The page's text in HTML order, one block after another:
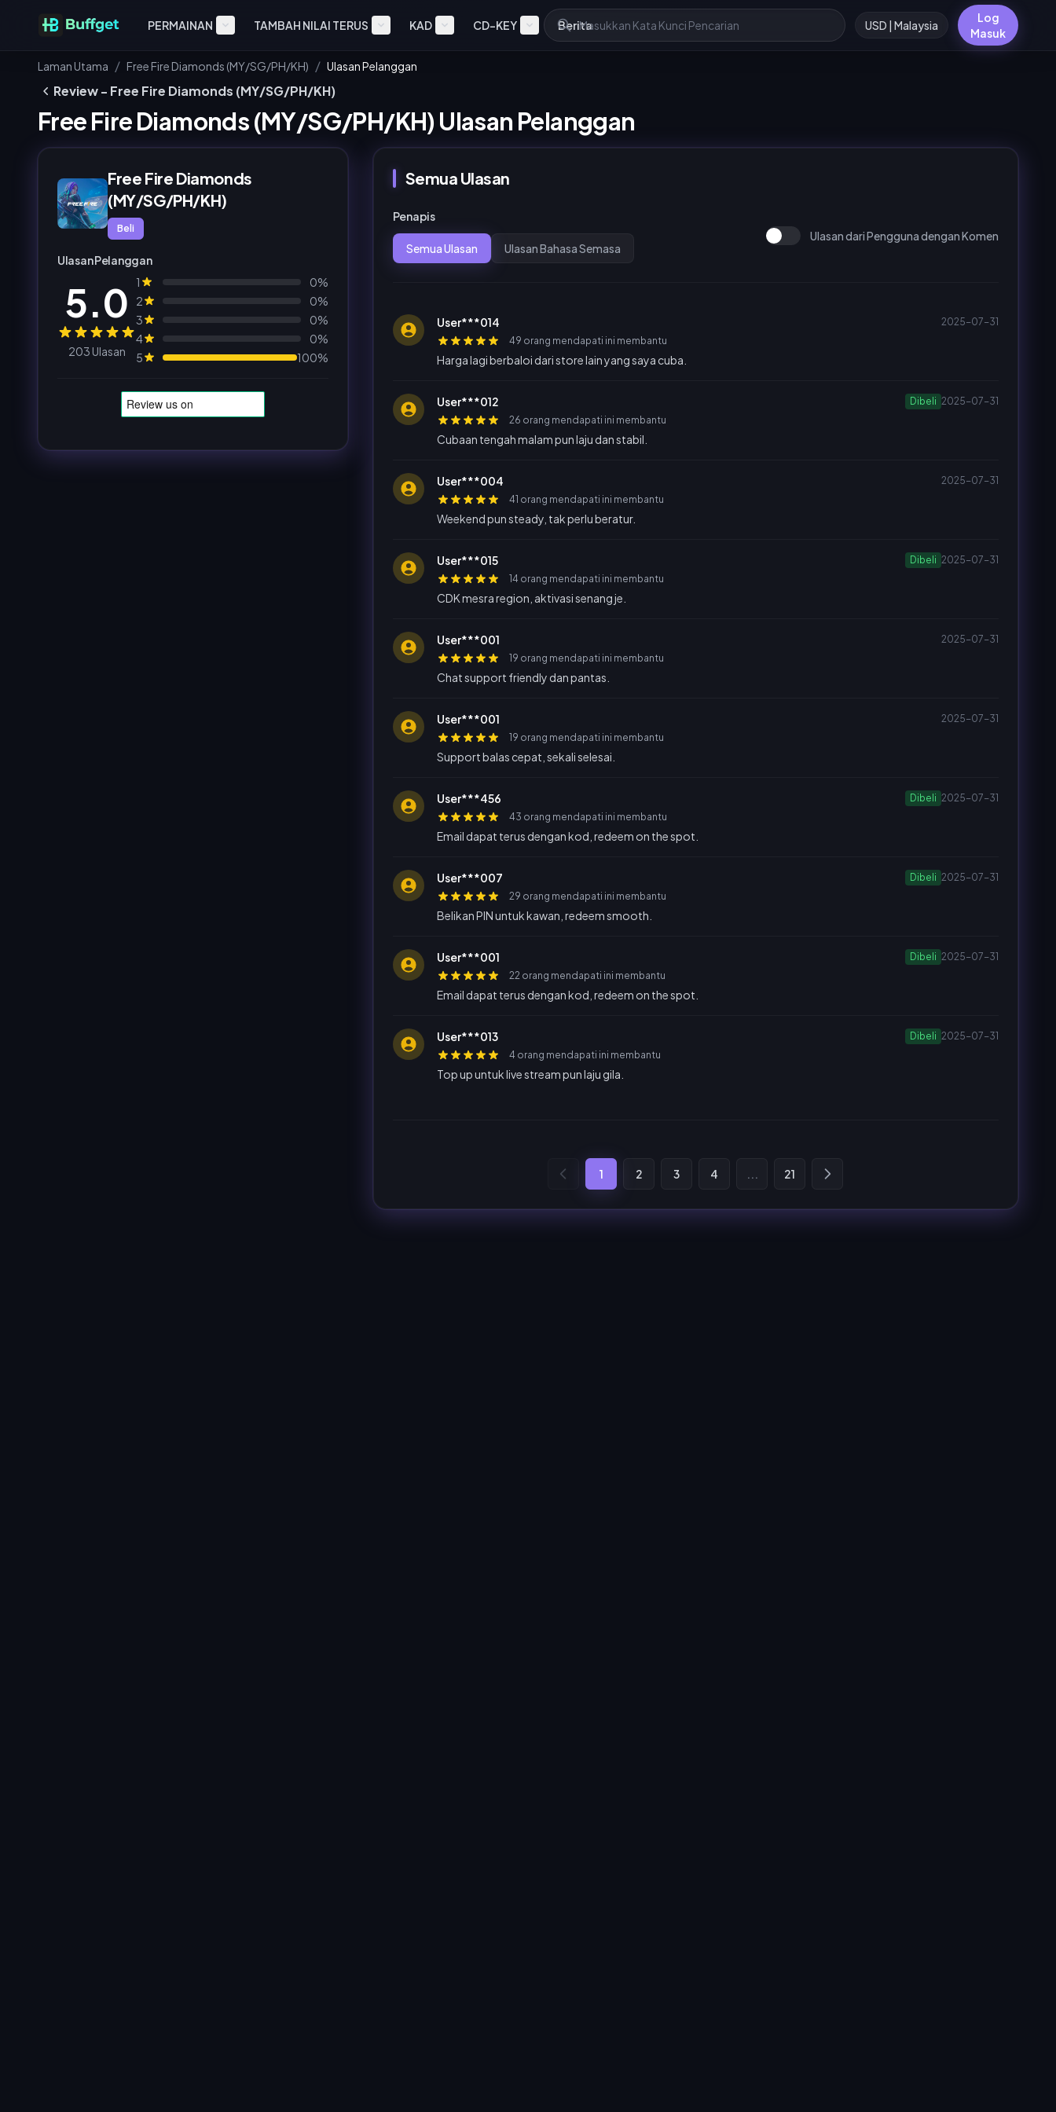
PERMAINAN TAMBAH NILAI TERUS KAD CD-KEY Berita USD | Malaysia
Log
Masuk
Laman Utama / Free Fire Diamonds (MY/SG/PH/KH) / Ulasan Pelanggan
Review - Free Fire Diamonds (MY/SG/PH/KH)
Free Fire Diamonds (MY/SG/PH/KH) Ulasan Pelanggan
Free Fire Diamonds
(MY/SG/PH/KH)
Beli
Ulasan Pelanggan
5.0
203 Ulasan
1
0%
2
0%
3
0%
4
0%
5
100%
Semua Ulasan
Penapis
Semua Ulasan Ulasan Bahasa Semasa
Ulasan dari Pengguna dengan Komen
User***014
2025-07-31
49 orang mendapati ini membantu
Harga lagi berbaloi dari store lain yang saya cuba.
User***012 Dibeli 2025-07-31
26 orang mendapati ini membantu
Cubaan tengah malam pun laju dan stabil.
User***004
2025-07-31
41 orang mendapati ini membantu
Weekend pun steady, tak perlu beratur.
User***015 Dibeli 2025-07-31
14 orang mendapati ini membantu
CDK mesra region, aktivasi senang je.
User***001
2025-07-31
19 orang mendapati ini membantu
Chat support friendly dan pantas.
User***001
2025-07-31
19 orang mendapati ini membantu
Support balas cepat, sekali selesai.
User***456 Dibeli 2025-07-31
43 orang mendapati ini membantu
Email dapat terus dengan kod, redeem on the spot.
User***007 Dibeli 2025-07-31
29 orang mendapati ini membantu
Belikan PIN untuk kawan, redeem smooth.
User***001 Dibeli 2025-07-31
22 orang mendapati ini membantu
Email dapat terus dengan kod, redeem on the spot.
User***013 Dibeli 2025-07-31
4 orang mendapati ini membantu
Top up untuk live stream pun laju gila.
1 2 3 4 ... 21